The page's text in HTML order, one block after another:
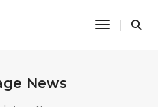
Toggle
News